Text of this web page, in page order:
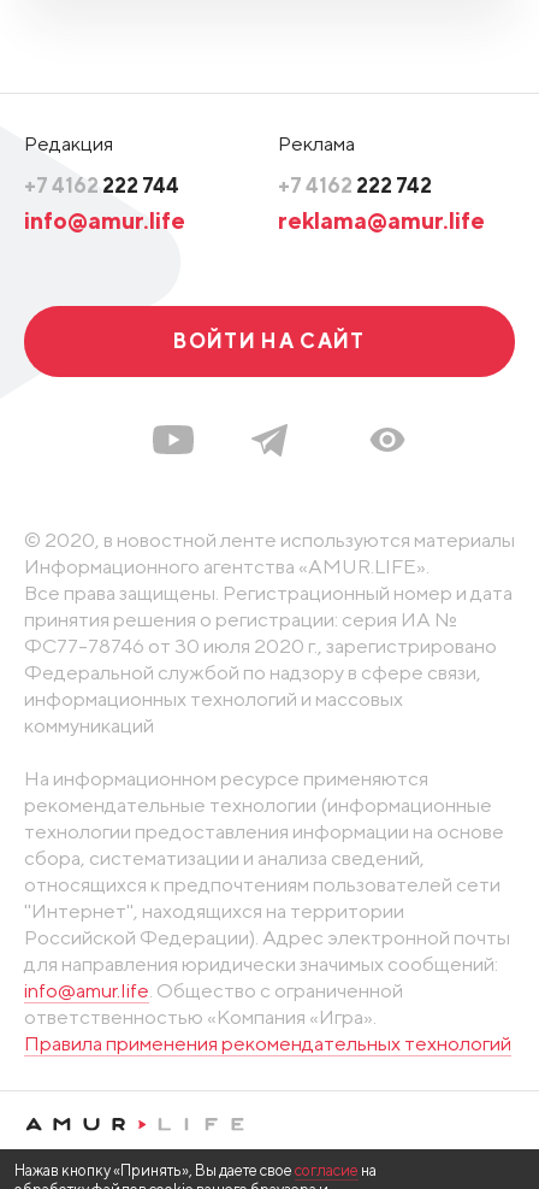
Редакция
+7 4162 222 744
info@amur.life
Реклама
+7 4162 222 742
reklama@amur.life
ВОЙТИ НА САЙТ
© 2020, в новостной ленте используются материалы
Информационного агентства «AMUR.LIFE».
Все права защищены. Регистрационный номер и дата
принятия решения о регистрации: серия ИА №
ФС77-78746 от 30 июля 2020 г., зарегистрировано
Федеральной службой по надзору в сфере связи,
информационных технологий и массовых
коммуникаций
На информационном ресурсе применяются
рекомендательные технологии (информационные
технологии предоставления информации на основе
сбора, систематизации и анализа сведений,
относящихся к предпочтениям пользователей сети
"Интернет", находящихся на территории
Российской Федерации). Адрес электронной почты
для направления юридически значимых сообщений:
info@amur.life. Общество с ограниченной
ответственностью «Компания «Игра».
Правила применения рекомендательных технологий
Нажав кнопку «Принять», Вы даете свое согласие на